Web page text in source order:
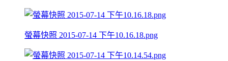
螢幕快照 2015-07-14 下午10.16.18.png